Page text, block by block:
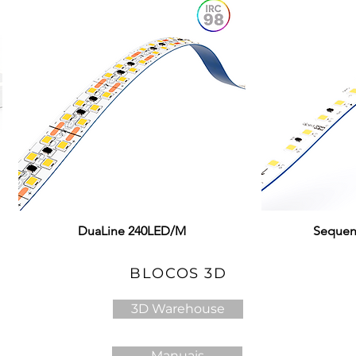
Visualização rápida
DuaLine 240LED/M
BLOCOS 3D
3D Warehouse